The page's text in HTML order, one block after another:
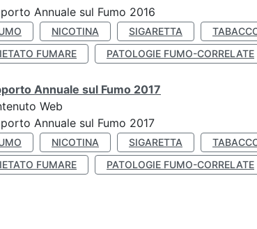
Annuale sul Fumo 2016
NICOTINA SIGARETTA
FUMARE
PATOLOGIE FUMO-CORRELATE
Annuale sul Fumo 2017
Web
Annuale sul Fumo 2017
NICOTINA SIGARETTA
FUMARE
PATOLOGIE FUMO-CORRELATE